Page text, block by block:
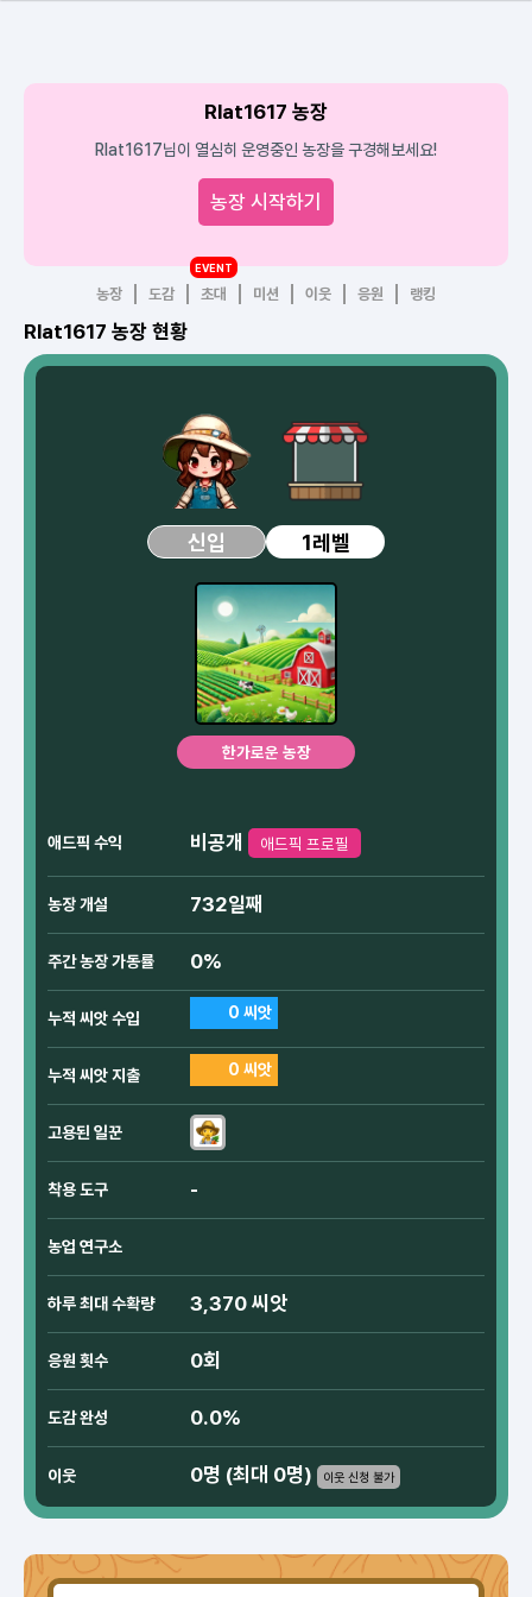
Rlat1617 농장
Rlat1617님이 열심히 운영중인 농장을 구경해보세요!
농장 시작하기
농장 도감 초대
EVENT
미션 이웃 응원 랭킹
Rlat1617 농장 현황
신입 1레벨
한가로운 농장
애드픽 수익 비공개 애드픽 프로필
농장 개설 732일째
주간 농장 가동률 0%
누적 씨앗 수입 0 씨앗
누적 씨앗 지출 0 씨앗
고용된 일꾼
착용 도구 -
농업 연구소
하루 최대 수확량 3,370 씨앗
응원 횟수 0회
도감 완성 0.0%
이웃 0명 (최대 0명) 이웃 신청 불가